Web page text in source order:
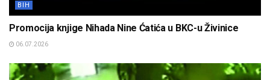
BIH
Promocija knjige Nihada Nine Ćatića u BKC-u Živinice
06.07.2026